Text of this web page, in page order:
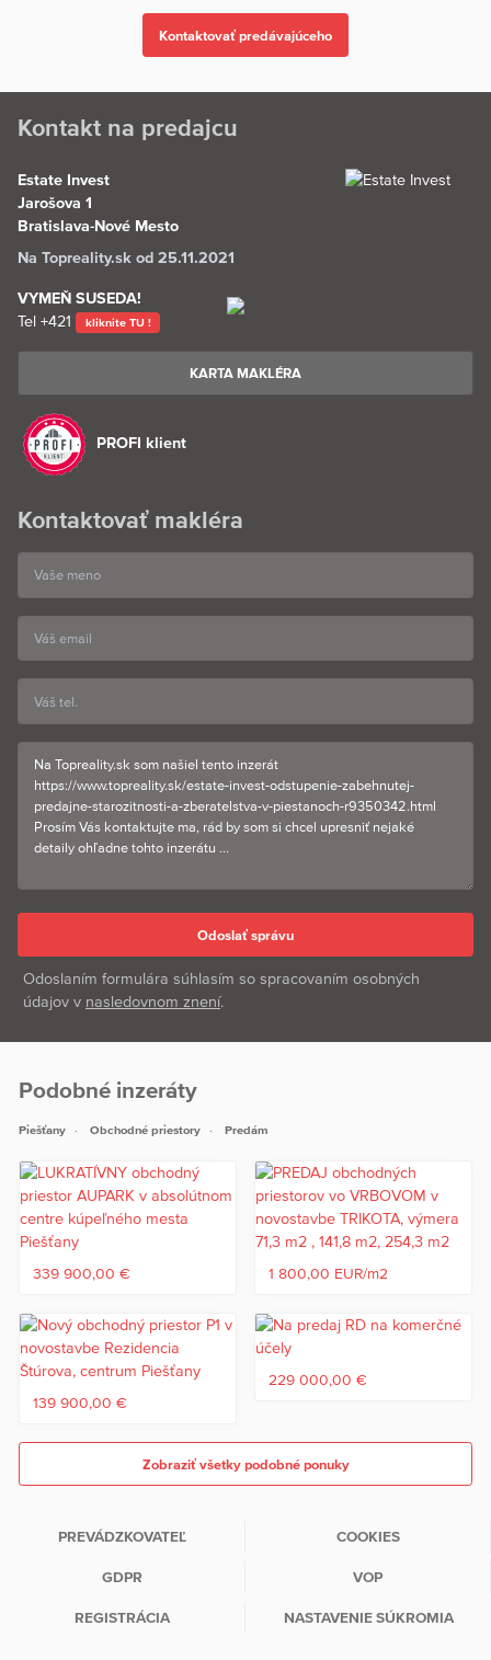
Kontakt na predajcu
Estate Invest
Jarošova 1
Bratislava-Nové Mesto
Na Topreality.sk od 25.11.2021
VYMEŇ SUSEDA!
Tel +421 kliknite TU !
KARTA MAKLÉRA
PROFI klient
Kontaktovať makléra
Odoslaním formulára súhlasím so spracovaním osobných
údajov v nasledovnom znení.
Podobné inzeráty
Piešťany Obchodné priestory Predám
339 900,00 € 1 800,00 EUR/m2
139 900,00 €
229 000,00 €
Zobraziť všetky podobné ponuky
PREVÁDZKOVATEĽ COOKIES
GDPR VOP
REGISTRÁCIA NASTAVENIE SÚKROMIA